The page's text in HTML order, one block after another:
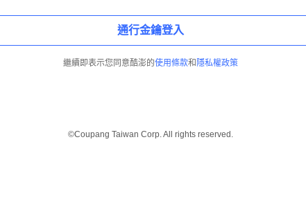
通行金鑰登入
繼續即表示您同意酷澎的使用條款和 隱私權政策
©Coupang Taiwan Corp. All rights reserved.